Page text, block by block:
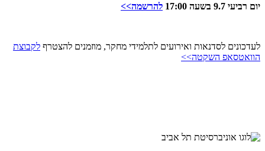
יום רביעי 9.7 בשעה 17:00
להרשמה>>
לעדכונים לסדנאות ואירועים לתלמידי מחקר, מוזמנים להצטרף לקבוצת
הוואטסאפ השקטה>>